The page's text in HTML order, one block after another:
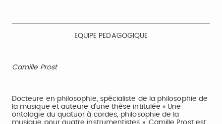
EQUIPE PEDAGOGIQUE
Camille Prost
Docteure en philosophie, spécialiste de la philosophie de
la musique et auteure d’une thèse intitulée « Une
ontologie du quatuor à cordes, philosophie de la
musique pour quatre instrumentistes », Camille Prost est